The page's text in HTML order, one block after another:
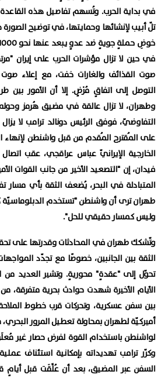
في بداية الحرب. وتُسهم تفاصيل هذه
تلّ أبيب لإنشائها وحمايتها، في توضيح الصورة
في حين لا تزال مؤشرات الحرب على إيران
صوت القذائف والغارات خفت، مع إعلاء صوت
التوصل إلى اتفاقٍ مُرْضٍ. إلا أن الأمور
وطهران، لا تزال عالقة في مضيق هُرمز
التفاوضيّ، فوفق الرئيس دونالد ترامب لا يزال
على المُقترح المُقدم من قبل واشنطن لإنهاء
الخارجية الإيرانيّ عباس عراقجي، عقب
فيدان، إن "التصعيد الأخير من جانب القوات
المتبادلة في البحر، يُضعف الثقة بأي
طهران ترى أن واشنطن "تستخدم
وليس كمسار حقيقي للحل".
وتّشكك طهران في المحادثات وقدرتها على
الثقة بين الجانبين، خصوصًا مع تجدّد
تحوّل إلى "عقدةٍ" محوريةٍ. وتشير العديد من
الأيام الأخيرة شهدت حوادث بحرية متفرقة،
بين سفن عسكرية، وتحركات قرب خطوط
أميركيّة لطهران بمحاولة تعطيل المرور
لواشنطن باستخدام القوة لفرض حصار غير
وكرّر ترامب تهديداته بإمكانية استئناف
السفن عبر المضيق، بعد أن عُلِّقَت قبل أيامٍ